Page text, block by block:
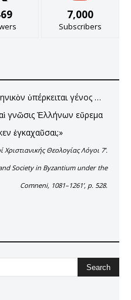
7,000
Subscribers
ὑπέρκειται γένος …
γνῶσις Ἑλλήνων εὕρεμα
ἐγκαχαῦσαι;»
Θεολογίας Λόγοι 7’.
Society in Byzantium under the
Comneni, 1081–1261’, p. 528.